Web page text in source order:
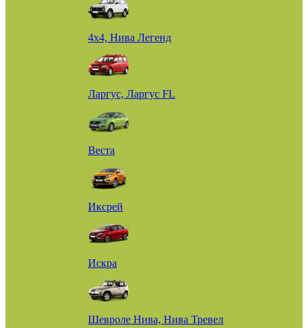
4х4, Нива Легенд
Ларгус, Ларгус FL
Веста
Иксрей
Искра
Шевроле Нива, Нива Тревел